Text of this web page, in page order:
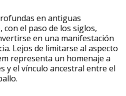
en antiguas
el paso de los siglos,
en una manifestación
Lejos de limitarse al aspecto
representa un homenaje a
y el vínculo ancestral entre el